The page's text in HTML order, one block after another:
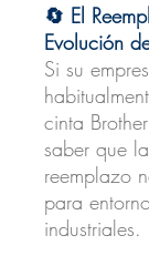
🔄 El
Evolución
Si su
cinta
saber que
reemplazo
para
industriales.